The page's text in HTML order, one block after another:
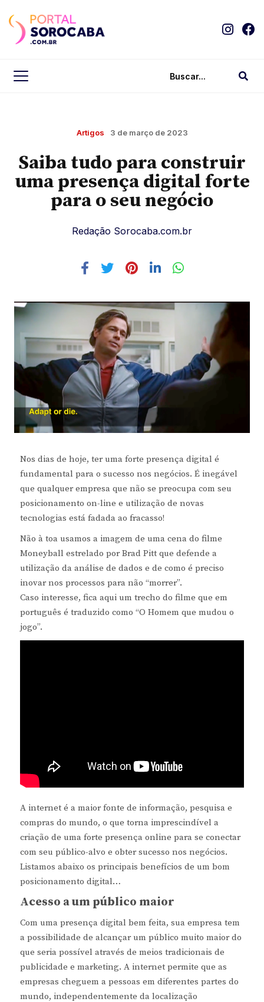
Artigos 3 de março de 2023
Saiba tudo para construir
uma presença digital forte
para o seu negócio
Redação Sorocaba.com.br
Nos dias de hoje, ter uma forte presença digital é
fundamental para o sucesso nos negócios. É inegável
que qualquer empresa que não se preocupa com seu
posicionamento on-line e utilização de novas
tecnologias está fadada ao fracasso!
Não à toa usamos a imagem de uma cena do filme
Moneyball estrelado por Brad Pitt que defende a
utilização da análise de dados e de como é preciso
inovar nos processos para não “morrer”.
Caso interesse, fica aqui um trecho do filme que em
português é traduzido como “O Homem que mudou o
jogo”.
A internet é a maior fonte de informação, pesquisa e
compras do mundo, o que torna imprescindível a
criação de uma forte presença online para se conectar
com seu público-alvo e obter sucesso nos negócios.
Listamos abaixo os principais benefícios de um bom
posicionamento digital…
Acesso a um público maior
Com uma presença digital bem feita, sua empresa tem
a possibilidade de alcançar um público muito maior do
que seria possível através de meios tradicionais de
publicidade e marketing. A internet permite que as
empresas cheguem a pessoas em diferentes partes do
mundo, independentemente da localização